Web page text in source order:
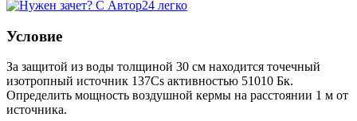
Условие
За защитой из воды толщиной 30 см находится точечный
изотропный источник 137Cs активностью 51010 Бк.
Определить мощность воздушной кермы на расстоянии 1 м от
источника.